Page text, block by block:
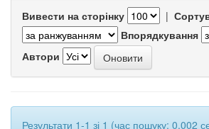
Вивести на сторінку |
Впорядкування
Автори
Результати 1-1 зі 1 (час пошуку: 0.002